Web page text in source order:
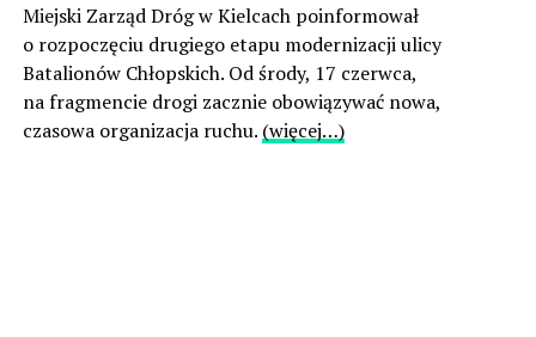
Miejski Zarząd Dróg w Kielcach poinformował
o rozpoczęciu drugiego etapu modernizacji ulicy
Batalionów Chłopskich. Od środy, 17 czerwca,
na fragmencie drogi zacznie obowiązywać nowa,
czasowa organizacja ruchu. (więcej…)